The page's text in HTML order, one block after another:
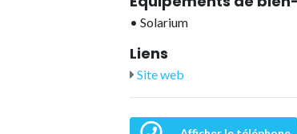
• Solarium
Liens
Site web